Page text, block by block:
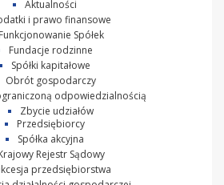
Aktualności
i prawo finansowe
Funkcjonowanie Spółek
Fundacje rodzinne
Spółki kapitałowe
Obrót gospodarczy
odpowiedzialnością
Zbycie udziałów
Przedsiębiorcy
Spółka akcyjna
Rejestr Sądowy
przedsiębiorstwa